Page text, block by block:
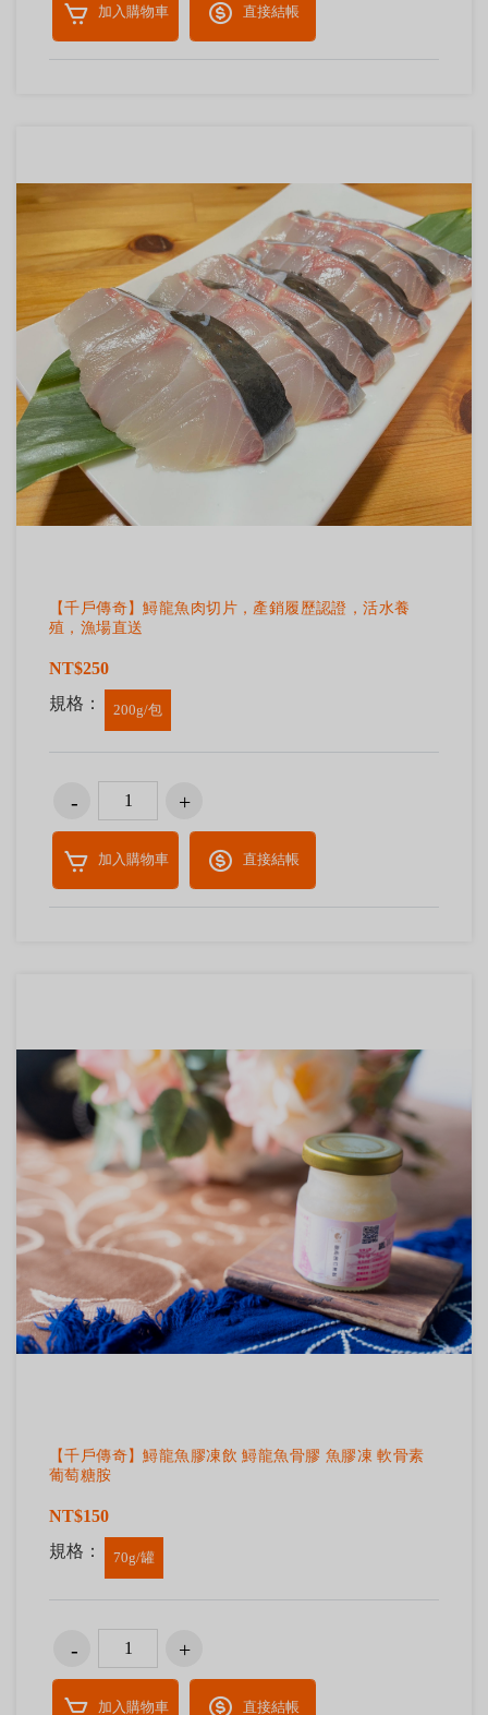
加入購物車 直接結帳
【千戶傳奇】鱘龍魚肉切片，產銷履歷認證，活水養
殖，漁場直送
NT$250
規格：
200g/包
加入購物車 直接結帳
【千戶傳奇】鱘龍魚膠凍飲 鱘龍魚骨膠 魚膠凍 軟骨素
葡萄糖胺
NT$150
規格：
70g/罐
加入購物車 直接結帳